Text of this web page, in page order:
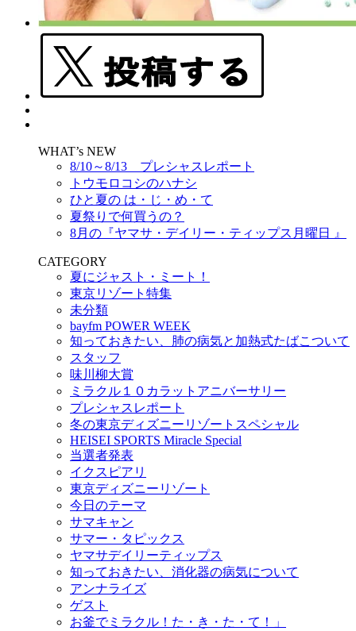
WHAT’s NEW
8/10～8/13 プレシャスレポート
トウモロコシのハナシ
ひと夏の は・じ・め・て
夏祭りで何買うの？
8月の『ヤマサ・デイリー・ティップス月曜日 』
CATEGORY
夏にジャスト・ミート！
東京リゾート特集
未分類
bayfm POWER WEEK
知っておきたい、肺の病気と加熱式たばこついて
スタッフ
味川柳大賞
ミラクル１０カラットアニバーサリー
プレシャスレポート
冬の東京ディズニーリゾートスペシャル
HEISEI SPORTS Miracle Special
当選者発表
イクスピアリ
東京ディズニーリゾート
今日のテーマ
サマキャン
サマー・タピックス
ヤマサデイリーティップス
知っておきたい、消化器の病気について
アンナライズ
ゲスト
お釜でミラクル！た・き・た・て！」